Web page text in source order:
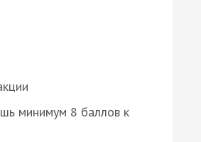
минимум 8 баллов к